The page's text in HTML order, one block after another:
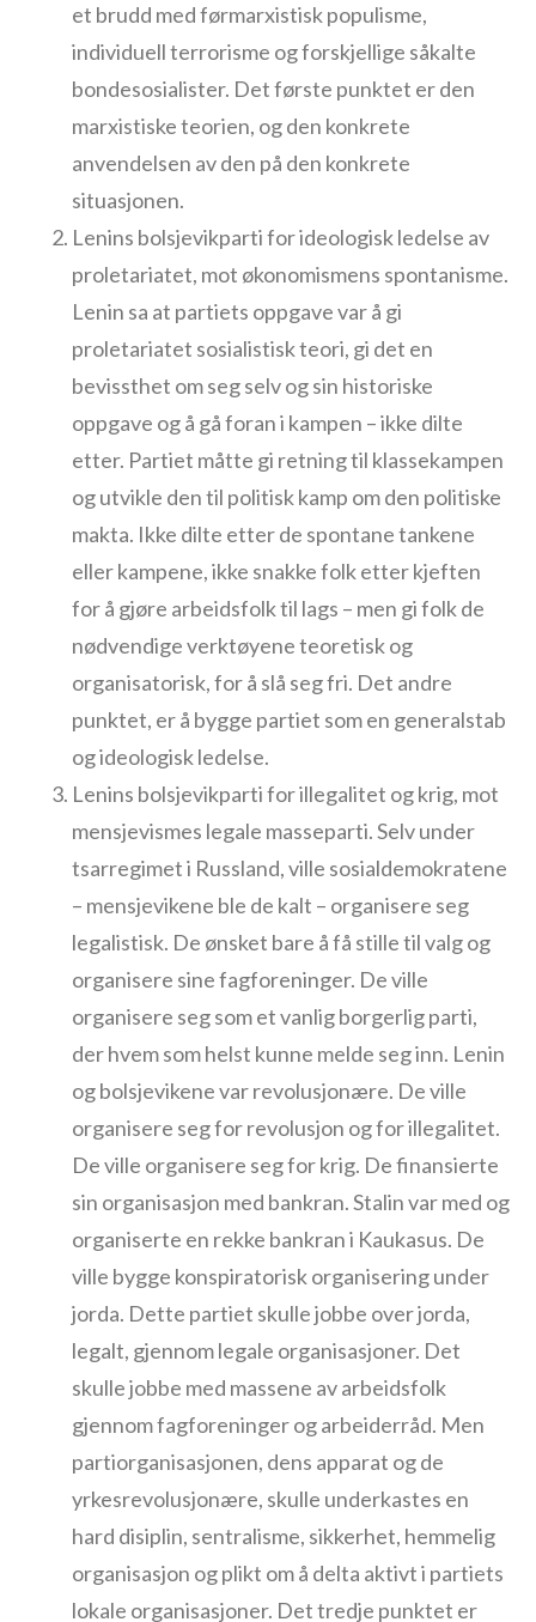
et brudd med førmarxistisk populisme,
individuell terrorisme og forskjellige såkalte
bondesosialister. Det første punktet er den
marxistiske teorien, og den konkrete
anvendelsen av den på den konkrete
situasjonen.
Lenins bolsjevikparti for ideologisk ledelse av
proletariatet, mot økonomismens spontanisme.
Lenin sa at partiets oppgave var å gi
proletariatet sosialistisk teori, gi det en
bevissthet om seg selv og sin historiske
oppgave og å gå foran i kampen – ikke dilte
etter. Partiet måtte gi retning til klassekampen
og utvikle den til politisk kamp om den politiske
makta. Ikke dilte etter de spontane tankene
eller kampene, ikke snakke folk etter kjeften
for å gjøre arbeidsfolk til lags – men gi folk de
nødvendige verktøyene teoretisk og
organisatorisk, for å slå seg fri. Det andre
punktet, er å bygge partiet som en generalstab
og ideologisk ledelse.
Lenins bolsjevikparti for illegalitet og krig, mot
mensjevismes legale masseparti. Selv under
tsarregimet i Russland, ville sosialdemokratene
– mensjevikene ble de kalt – organisere seg
legalistisk. De ønsket bare å få stille til valg og
organisere sine fagforeninger. De ville
organisere seg som et vanlig borgerlig parti,
der hvem som helst kunne melde seg inn. Lenin
og bolsjevikene var revolusjonære. De ville
organisere seg for revolusjon og for illegalitet.
De ville organisere seg for krig. De finansierte
sin organisasjon med bankran. Stalin var med og
organiserte en rekke bankran i Kaukasus. De
ville bygge konspiratorisk organisering under
jorda. Dette partiet skulle jobbe over jorda,
legalt, gjennom legale organisasjoner. Det
skulle jobbe med massene av arbeidsfolk
gjennom fagforeninger og arbeiderråd. Men
partiorganisasjonen, dens apparat og de
yrkesrevolusjonære, skulle underkastes en
hard disiplin, sentralisme, sikkerhet, hemmelig
organisasjon og plikt om å delta aktivt i partiets
lokale organisasjoner. Det tredje punktet er